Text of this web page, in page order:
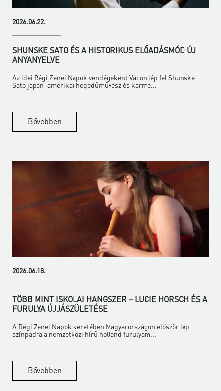
2026.06.22.
SHUNSKE SATO ÉS A HISTORIKUS ELŐADÁSMÓD ÚJ
ANYANYELVE
Az idei Régi Zenei Napok vendégeként Vácon lép fel Shunske
Sato japán–amerikai hegedűművész és karme...
Bővebben
2026.06.18.
TÖBB MINT ISKOLAI HANGSZER – LUCIE HORSCH ÉS A
FURULYA ÚJJÁSZÜLETÉSE
A Régi Zenei Napok keretében Magyarországon először lép
színpadra a nemzetközi hírű holland furulyam...
Bővebben